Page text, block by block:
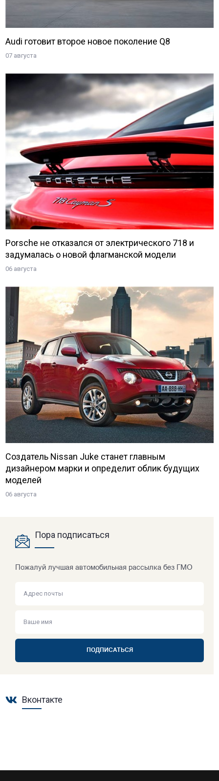
Audi готовит второе новое поколение Q8
07 августа
Porsche не отказался от электрического 718 и
задумалась о новой флагманской модели
06 августа
Создатель Nissan Juke станет главным
дизайнером марки и определит облик будущих
моделей
06 августа
Пора подписаться
Пожалуй лучшая автомобильная рассылка без ГМО
ПОДПИСАТЬСЯ
Вконтакте